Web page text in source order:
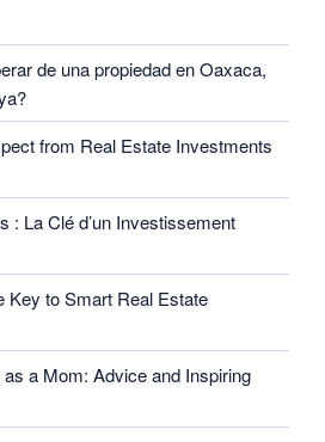
de una propiedad en Oaxaca,
from Real Estate Investments
: La Clé d’un Investissement
Key to Smart Real Estate
a Mom: Advice and Inspiring